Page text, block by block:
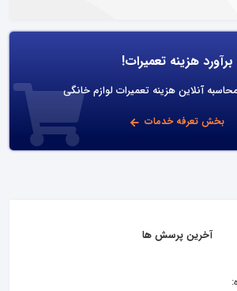
برآورد هزینه تعمیرات!
آنلاین هزینه تعمیرات لوازم خانگی
بخش تعرفه خدمات
آخرین پرسش ها